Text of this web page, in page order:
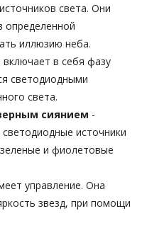
света. Они
определенной
иллюзию неба.
включает в себя фазу
светодиодными
света.
сиянием -
источники
и фиолетовые
управление. Она
звезд, при помощи